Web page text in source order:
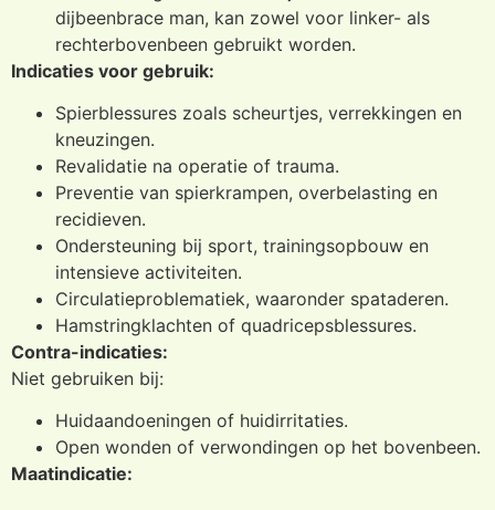
dijbeenbrace man, kan zowel voor linker- als
rechterbovenbeen gebruikt worden.
Indicaties voor gebruik:
Spierblessures zoals scheurtjes, verrekkingen en
kneuzingen.
Revalidatie na operatie of trauma.
Preventie van spierkrampen, overbelasting en
recidieven.
Ondersteuning bij sport, trainingsopbouw en
intensieve activiteiten.
Circulatieproblematiek, waaronder spataderen.
Hamstringklachten of quadricepsblessures.
Contra-indicaties:
Niet gebruiken bij:
Huidaandoeningen of huidirritaties.
Open wonden of verwondingen op het bovenbeen.
Maatindicatie: